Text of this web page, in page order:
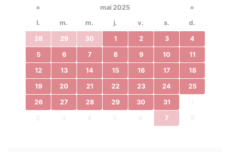
« mai 2025
»
l.
m. m. j. v. s. d.
28 29 30 1 2 3 4
5 6 7 8 9 10 11
12 13 14 15 16 17 18
19 20 21 22 23 24 25
26 27 28 29 30 31
2 3 4 5 6 7 8